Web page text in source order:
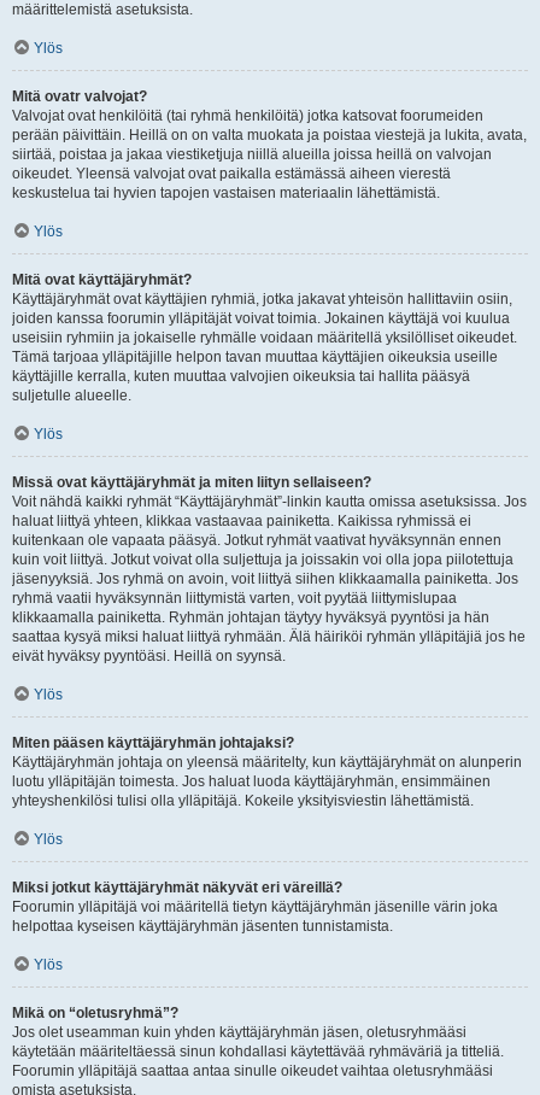
määrittelemistä asetuksista.
Ylös
Mitä ovatr valvojat?
Valvojat ovat henkilöitä (tai ryhmä henkilöitä) jotka katsovat foorumeiden
perään päivittäin. Heillä on on valta muokata ja poistaa viestejä ja lukita, avata,
siirtää, poistaa ja jakaa viestiketjuja niillä alueilla joissa heillä on valvojan
oikeudet. Yleensä valvojat ovat paikalla estämässä aiheen vierestä
keskustelua tai hyvien tapojen vastaisen materiaalin lähettämistä.
Ylös
Mitä ovat käyttäjäryhmät?
Käyttäjäryhmät ovat käyttäjien ryhmiä, jotka jakavat yhteisön hallittaviin osiin,
joiden kanssa foorumin ylläpitäjät voivat toimia. Jokainen käyttäjä voi kuulua
useisiin ryhmiin ja jokaiselle ryhmälle voidaan määritellä yksilölliset oikeudet.
Tämä tarjoaa ylläpitäjille helpon tavan muuttaa käyttäjien oikeuksia useille
käyttäjille kerralla, kuten muuttaa valvojien oikeuksia tai hallita pääsyä
suljetulle alueelle.
Ylös
Missä ovat käyttäjäryhmät ja miten liityn sellaiseen?
Voit nähdä kaikki ryhmät “Käyttäjäryhmät”-linkin kautta omissa asetuksissa. Jos
haluat liittyä yhteen, klikkaa vastaavaa painiketta. Kaikissa ryhmissä ei
kuitenkaan ole vapaata pääsyä. Jotkut ryhmät vaativat hyväksynnän ennen
kuin voit liittyä. Jotkut voivat olla suljettuja ja joissakin voi olla jopa piilotettuja
jäsenyyksiä. Jos ryhmä on avoin, voit liittyä siihen klikkaamalla painiketta. Jos
ryhmä vaatii hyväksynnän liittymistä varten, voit pyytää liittymislupaa
klikkaamalla painiketta. Ryhmän johtajan täytyy hyväksyä pyyntösi ja hän
saattaa kysyä miksi haluat liittyä ryhmään. Älä häiriköi ryhmän ylläpitäjiä jos he
eivät hyväksy pyyntöäsi. Heillä on syynsä.
Ylös
Miten pääsen käyttäjäryhmän johtajaksi?
Käyttäjäryhmän johtaja on yleensä määritelty, kun käyttäjäryhmät on alunperin
luotu ylläpitäjän toimesta. Jos haluat luoda käyttäjäryhmän, ensimmäinen
yhteyshenkilösi tulisi olla ylläpitäjä. Kokeile yksityisviestin lähettämistä.
Ylös
Miksi jotkut käyttäjäryhmät näkyvät eri väreillä?
Foorumin ylläpitäjä voi määritellä tietyn käyttäjäryhmän jäsenille värin joka
helpottaa kyseisen käyttäjäryhmän jäsenten tunnistamista.
Ylös
Mikä on “oletusryhmä”?
Jos olet useamman kuin yhden käyttäjäryhmän jäsen, oletusryhmääsi
käytetään määriteltäessä sinun kohdallasi käytettävää ryhmäväriä ja titteliä.
Foorumin ylläpitäjä saattaa antaa sinulle oikeudet vaihtaa oletusryhmääsi
omista asetuksista.